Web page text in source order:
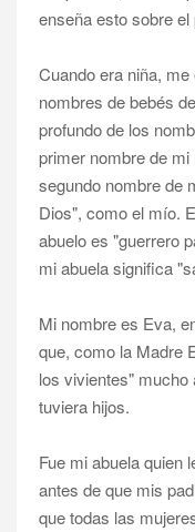
enseña esto sobre
Cuando era niña,
nombres de bebés
profundo de los
primer nombre de
segundo nombre de
Dios", como el mío.
abuelo es "guerrero
mi abuela significa
Mi nombre es Eva,
que, como la Madre
los vivientes" mucho
tuviera hijos.
Fue mi abuela quien
antes de que mis
que todas las